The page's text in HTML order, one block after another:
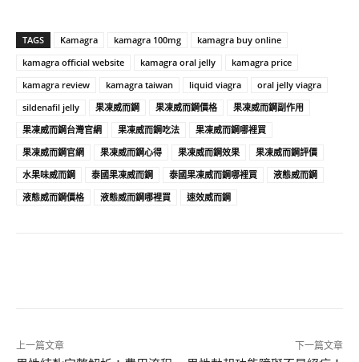
TAGS Kamagra kamagra 100mg
kamagra buy online
kamagra official website
kamagra oral jelly
kamagra price
kamagra review
kamagra taiwan liquid viagra
oral jelly viagra
sildenafil jelly
果凍威而鋼 果凍威而鋼價格
果凍威而鋼副作用
果凍威而鋼台灣官網
果凍威而鋼吃法
果凍威而鋼哪裡買
果凍威而鋼官網
果凍威而鋼心得 果凍威而鋼效果
果凍威而鋼評價
水果味威而鋼
泰國果凍威而鋼 泰國果凍威而鋼哪裡買
液態威而鋼
液態威而鋼價格
液態威而鋼哪裡買 速效威而鋼
上一篇文章 下一篇文章